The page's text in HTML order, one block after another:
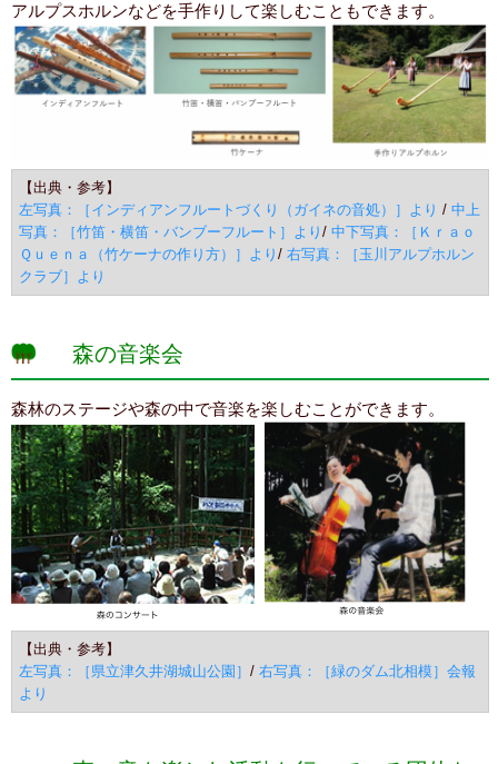
アルプスホルンなどを手作りして楽しむこともできます。
【出典・参考】
左写真：［インディアンフルートづくり（ガイネの音処）］より / 中上
写真：［竹笛・横笛・バンブーフルート］より / 中下写真：［Ｋｒａｏ
Ｑｕｅｎａ（竹ケーナの作り方）］より / 右写真：［玉川アルプホルン
クラブ］より
森の音楽会
森林のステージや森の中で音楽を楽しむことができます。
【出典・参考】
左写真：［県立津久井湖城山公園］ / 右写真：［緑のダム北相模］会報
より